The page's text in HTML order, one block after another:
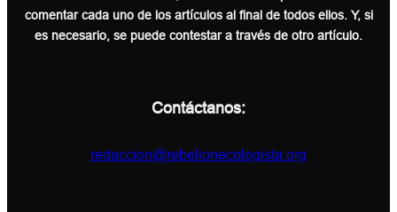
comentar cada uno de los artículos al final de todos ellos. Y, si
es necesario, se puede contestar a través de otro artículo.
Contáctanos:
redaccion@rebelionecologista.org